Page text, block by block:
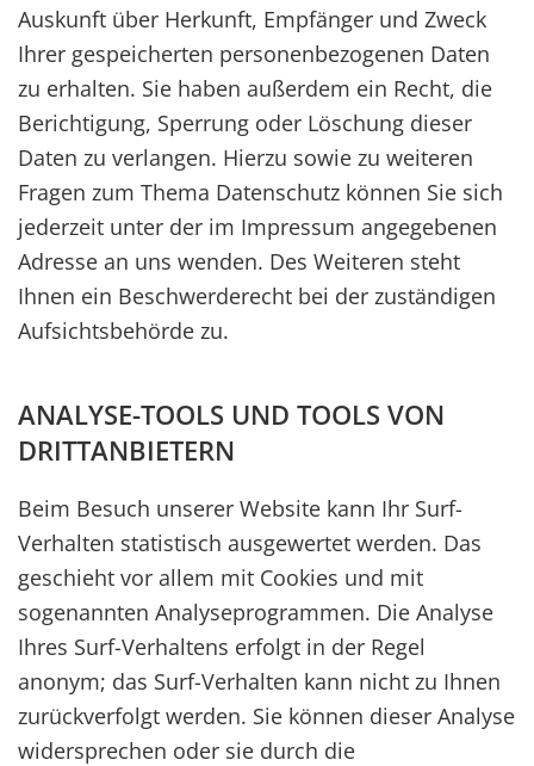
Auskunft über Herkunft, Empfänger und Zweck
Ihrer gespeicherten personenbezogenen Daten
zu erhalten. Sie haben außerdem ein Recht, die
Berichtigung, Sperrung oder Löschung dieser
Daten zu verlangen. Hierzu sowie zu weiteren
Fragen zum Thema Datenschutz können Sie sich
jederzeit unter der im Impressum angegebenen
Adresse an uns wenden. Des Weiteren steht
Ihnen ein Beschwerderecht bei der zuständigen
Aufsichtsbehörde zu.
ANALYSE-TOOLS UND TOOLS VON
DRITTANBIETERN
Beim Besuch unserer Website kann Ihr Surf-
Verhalten statistisch ausgewertet werden. Das
geschieht vor allem mit Cookies und mit
sogenannten Analyseprogrammen. Die Analyse
Ihres Surf-Verhaltens erfolgt in der Regel
anonym; das Surf-Verhalten kann nicht zu Ihnen
zurückverfolgt werden. Sie können dieser Analyse
widersprechen oder sie durch die